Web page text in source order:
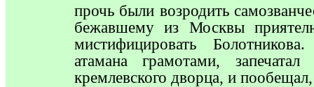
прочь были возродить
бежавшему из Москвы
мистифицировать
атамана грамотами,
кремлевского дворца, и